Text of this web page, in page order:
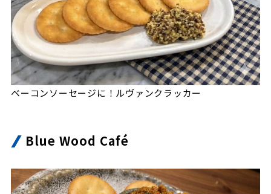
ベーコンソーセージに！ルヴァンクラッカー
Blue Wood Café